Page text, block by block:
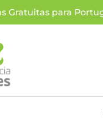
Gratuitas para